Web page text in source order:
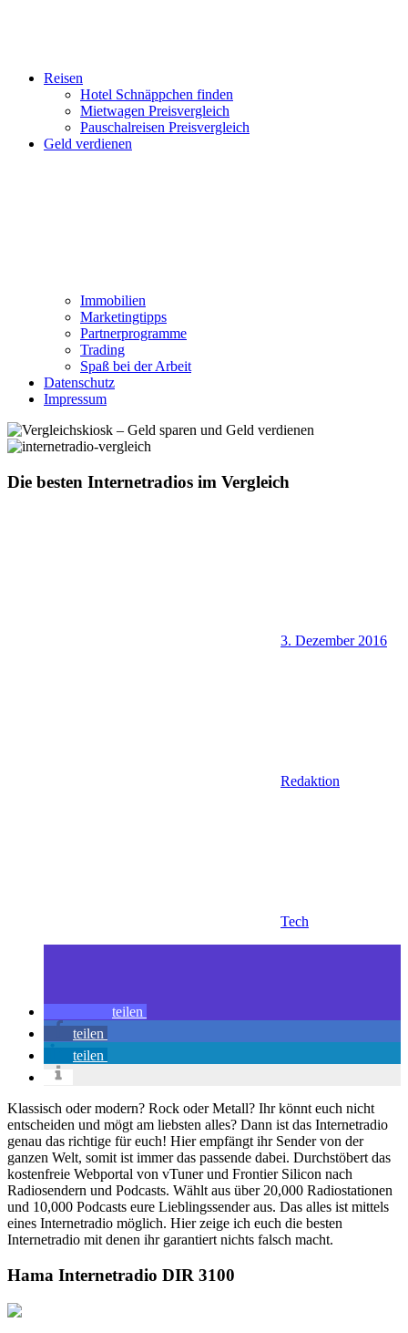
Reisen
Hotel Schnäppchen finden
Mietwagen Preisvergleich
Pauschalreisen Preisvergleich
Geld verdienen
Immobilien
Marketingtipps
Partnerprogramme
Trading
Spaß bei der Arbeit
Datenschutz
Impressum
Die besten Internetradios im Vergleich
3. Dezember 2016
Redaktion
Tech
teilen
teilen
teilen
Klassisch oder modern? Rock oder Metall? Ihr könnt euch nicht
entscheiden und mögt am liebsten alles? Dann ist das Internetradio
genau das richtige für euch! Hier empfängt ihr Sender von der
ganzen Welt, somit ist immer das passende dabei. Durchstöbert das
kostenfreie Webportal von vTuner und Frontier Silicon nach
Radiosendern und Podcasts. Wählt aus über 20,000 Radiostationen
und 10,000 Podcasts eure Lieblingssender aus. Das alles ist mittels
eines Internetradio möglich. Hier zeige ich euch die besten
Internetradio mit denen ihr garantiert nichts falsch macht.
Hama Internetradio DIR 3100